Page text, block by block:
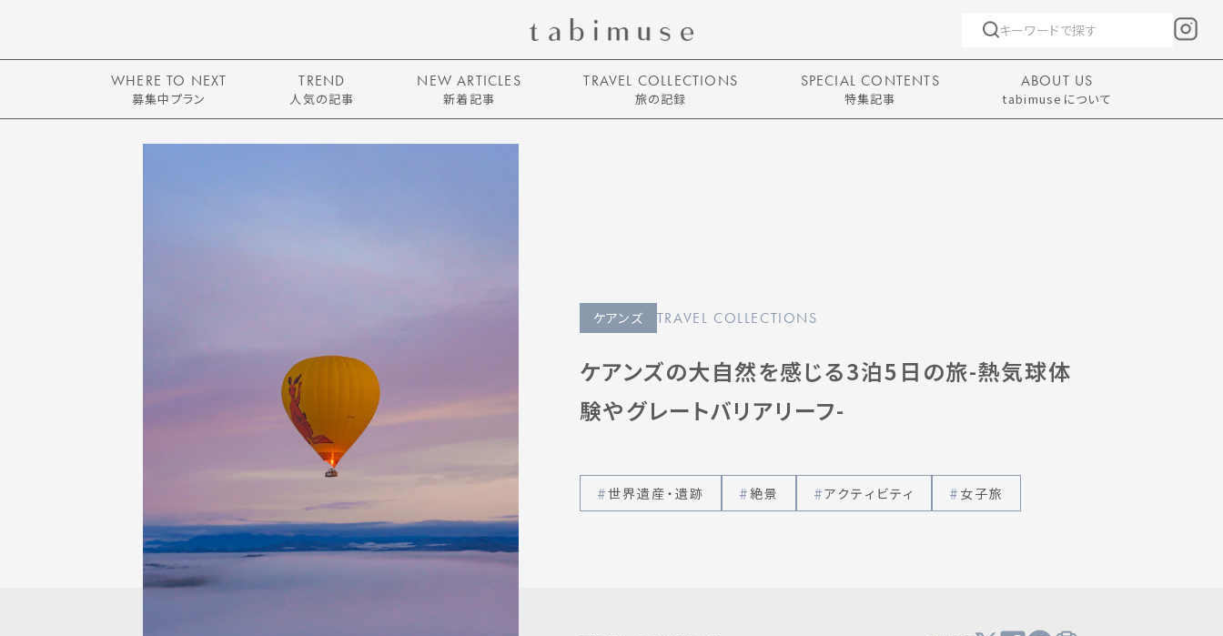
WHERE TO NEXT
募集中プラン
TREND
人気の記事
NEW ARTICLES
新着記事
TRAVEL COLLECTIONS
旅の記録
SPECIAL CONTENTS
特集記事
ABOUT US
tabimuseについて
ケアンズ TRAVEL COLLECTIONS
ケアンズの大自然を感じる3泊5日の旅-熱気球体
験やグレートバリアリーフ-
世界遺産・遺跡 絶景 アクティビティ 女子旅